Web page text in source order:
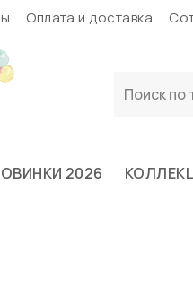
Оплата и доставка
2026